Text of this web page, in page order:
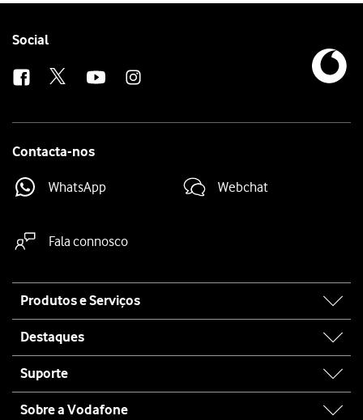
Follow
Social
Contacta-nos
WhatsApp Webchat
Fala connosco
map
Produtos e Serviços
Destaques
Suporte
Sobre a Vodafone